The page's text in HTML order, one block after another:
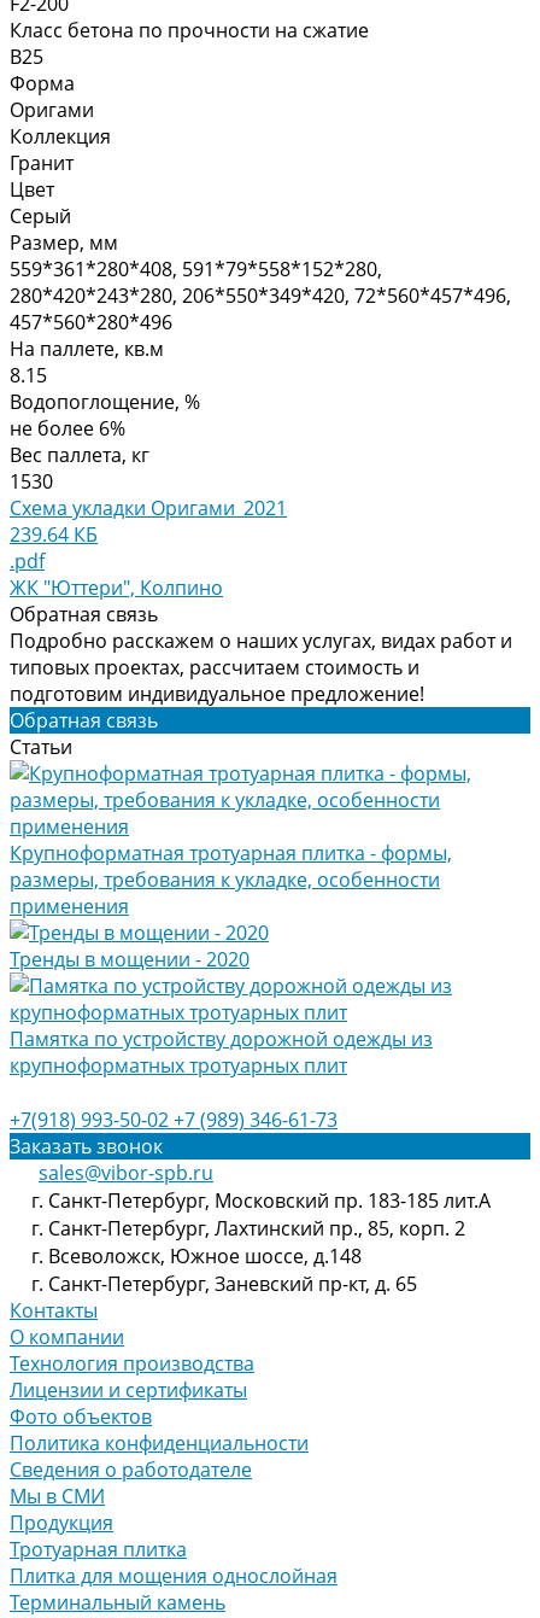
Класс бетона по прочности на сжатие
B25
Форма
Оригами
Коллекция
Гранит
Цвет
Серый
Размер, мм
559*361*280*408, 591*79*558*152*280,
280*420*243*280, 206*550*349*420, 72*560*457*496,
457*560*280*496
На паллете, кв.м
8.15
Водопоглощение, %
не более 6%
Вес паллета, кг
1530
Схема укладки Оригами_2021
239.64 КБ
.pdf
ЖК "Юттери", Колпино
Обратная связь
Подробно расскажем о наших услугах, видах работ и
типовых проектах, рассчитаем стоимость и
подготовим индивидуальное предложение!
Обратная связь
Статьи
Крупноформатная тротуарная плитка - формы,
размеры, требования к укладке, особенности
применения
Тренды в мощении - 2020
Памятка по устройству дорожной одежды из
крупноформатных тротуарных плит
+7(918) 993-50-02+7 (989) 346-61-73
Заказать звонок
sales@vibor-spb.ru
г. Санкт-Петербург, Московский пр. 183-185 лит.А
г. Санкт-Петербург, Лахтинский пр., 85, корп. 2
г. Всеволожск, Южное шоссе, д.148
г. Санкт-Петербург, Заневский пр-кт, д. 65
Контакты
О компании
Технология производства
Лицензии и сертификаты
Фото объектов
Политика конфиденциальности
Сведения о работодателе
Мы в СМИ
Продукция
Тротуарная плитка
Плитка для мощения однослойная
Терминальный камень